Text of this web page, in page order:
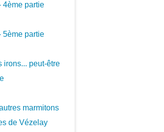
4ème partie
5ème partie
irons... peut-être
marmitons
de Vézelay